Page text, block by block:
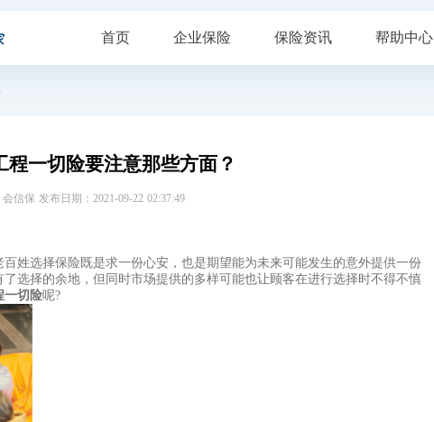
首页 企业保险 保险资讯 帮助中心
程一切险要注意那些方面？
会信保 发布日期：2021-09-22 02:37:49
姓选择保险既是求一份心安，也是期望能为未来可能发生的意外提供一份
选择的余地，但同时市场提供的多样可能也让顾客在进行选择时不得不慎
一切险呢?